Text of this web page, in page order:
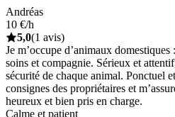
Andréas
10 €/h
5,0(1 avis)
Je m’occupe d’animaux
soins et compagnie. Sérieux et
sécurité de chaque animal. Ponctuel
consignes des propriétaires et
heureux et bien pris en charge.
Calme et patient